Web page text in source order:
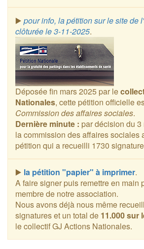
▶️ pour info, la pétition sur le site de
clôturée le 3-11-2025.
Déposée fin mars 2025 par le
Nationales, cette pétition officielle
Commission des affaires sociales.
Dernière minute : par décision du
la commission des affaires sociales
pétition qui a recueilli 1730
▶️ la pétition "papier" à imprimer.
A faire signer puis remettre en main
membre de notre association.
Nous avons déjà nous même
signatures et un total de 11.000 sur
le collectif GJ Actions Nationales.